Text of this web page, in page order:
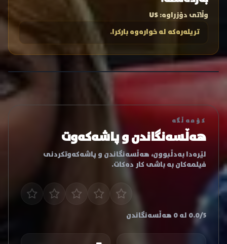
وڵاتی دۆزراوە:US
تریلەرەکە لە خوارەوە بارکرا.
کۆمەڵگە
هەڵسەنگاندن و پاشەکەوت
لێرەدا بەدڵبوون، هەڵسەنگاندن و پاشەکەوتکردنی
فیلمەکان بە باشی کار دەکات.
0.0/5 لە 0 هەڵسەنگاندن